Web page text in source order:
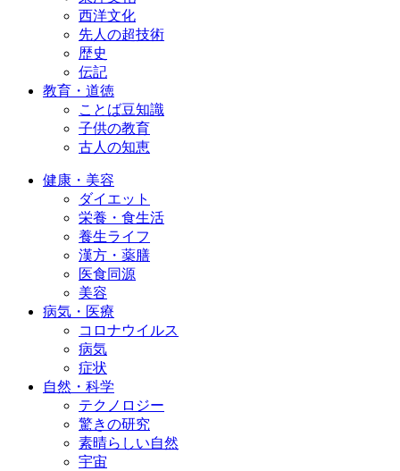
西洋文化
先人の超技術
歴史
伝記
教育・道徳
ことば豆知識
子供の教育
古人の知恵
健康・美容
ダイエット
栄養・食生活
養生ライフ
漢方・薬膳
医食同源
美容
病気・医療
コロナウイルス
病気
症状
自然・科学
テクノロジー
驚きの研究
素晴らしい自然
宇宙